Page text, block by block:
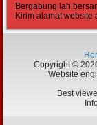
Bergabung lah
Kirim alamat
Copyright ©
Website
Best